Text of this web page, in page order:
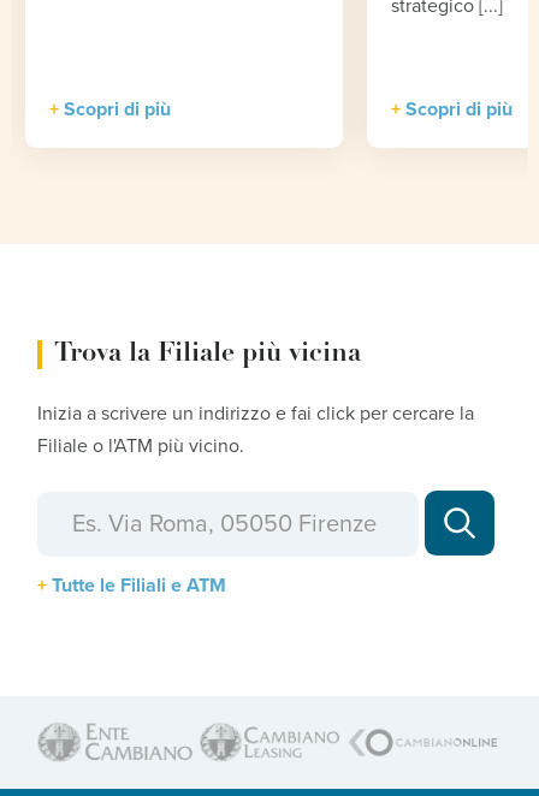
Scopri di più
strategico [...]
Scopri di più
Trova la Filiale più vicina
Inizia a scrivere un indirizzo e fai click per cercare la
Filiale o l'ATM più vicino.
Tutte le Filiali e ATM